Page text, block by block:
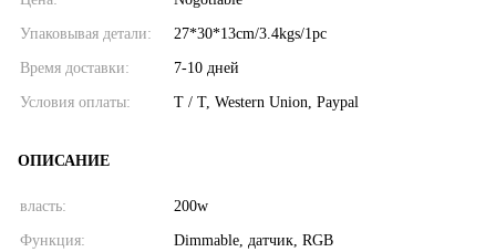
Упаковывая детали: 27*30*13cm/3.4kgs/1pc
Время доставки: 7-10 дней
Условия оплаты: T / T, Western Union, Paypal
ОПИСАНИЕ
власть: 200w
Функция: Dimmable, датчик, RGB